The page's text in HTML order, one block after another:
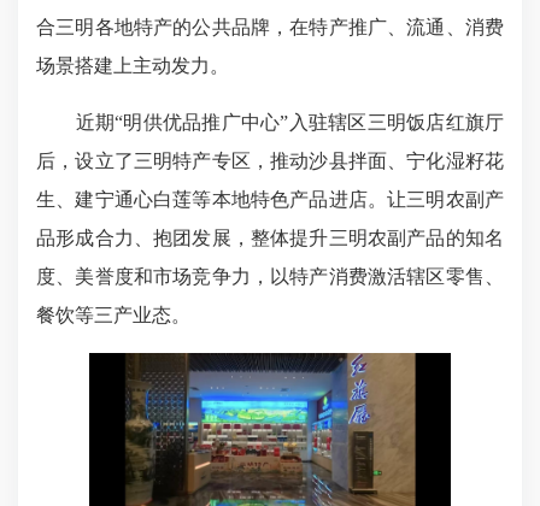
合三明各地特产的公共品牌，在特产推广、流通、消费
场景搭建上主动发力。
近期“明供优品推广中心”入驻辖区三明饭店红旗厅
后，设立了三明特产专区，推动沙县拌面、宁化湿籽花
生、建宁通心白莲等本地特色产品进店。让三明农副产
品形成合力、抱团发展，整体提升三明农副产品的知名
度、美誉度和市场竞争力，以特产消费激活辖区零售、
餐饮等三产业态。